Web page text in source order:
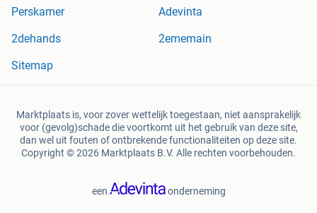
Perskamer
Adevinta
2dehands
2ememain
Sitemap
Marktplaats is, voor zover wettelijk toegestaan, niet aansprakelijk
voor (gevolg)schade die voortkomt uit het gebruik van deze site,
dan wel uit fouten of ontbrekende functionaliteiten op deze site.
Copyright © 2026 Marktplaats B.V. Alle rechten voorbehouden.
een onderneming